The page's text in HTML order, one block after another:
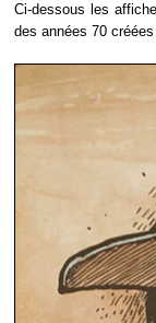
Ci-dessous les
des années 70